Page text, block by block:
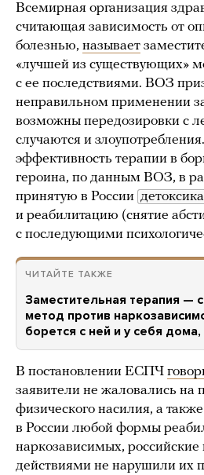
Всемирная организация
считающая зависимость от
болезнью, называет
«лучшей из существующих»
с ее последствиями. ВОЗ
неправильном применении
возможны передозировки с
случаются и
эффективность терапии в
героина, по данным ВОЗ, в
принятую в России
и реабилитацию (снятие
с последующими
ЧИТАЙТЕ ТАКЖЕ
Заместительная терапия —
метод против
борется с ней и у себя дома,
В постановлении ЕСПЧ
заявители не жаловались
физического насилия, а также
в России любой формы
наркозависимых, российские
действиями не нарушили их